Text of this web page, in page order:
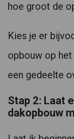
hoe groot de
Kies je er
opbouw op
een gedeelte
Stap 2: Laat
dakopbouw